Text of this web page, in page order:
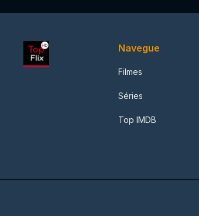
Navegue
Filmes
Séries
Top IMDB